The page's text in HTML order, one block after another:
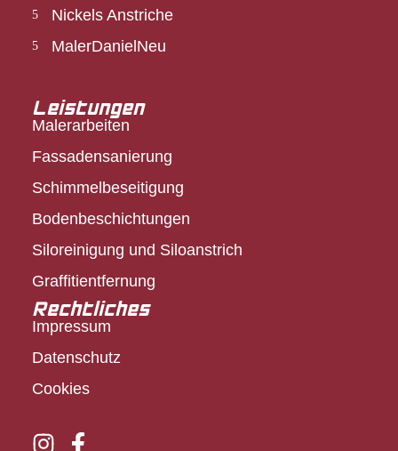
Nickels Anstriche
MalerDanielNeu
Leistungen
Malerarbeiten
Fassadensanierung
Schimmelbeseitigung
Bodenbeschichtungen
Siloreinigung und Siloanstrich
Graffitientfernung
Rechtliches
Impressum
Datenschutz
Cookies